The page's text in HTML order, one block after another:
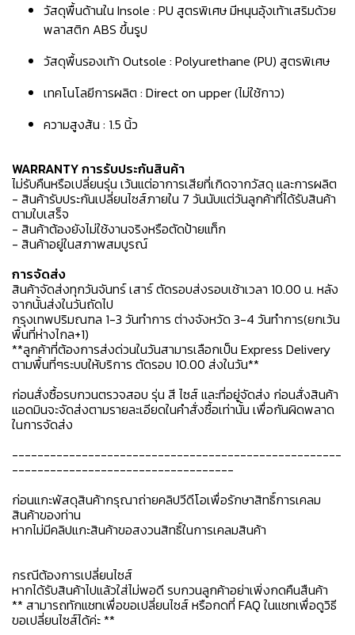
วัสดุพื้นด้านใน Insole : PU สูตรพิเศษ มีหนุนอุ้งเท้าเสริมด้วย
พลาสติก ABS ขึ้นรูป
วัสดุพื้นรองเท้า Outsole : Polyurethane (PU) สูตรพิเศษ
เทคโนโลยีการผลิต : Direct on upper (ไม่ใช้กาว)
ความสูงส้น : 1.5 นิ้ว
WARRANTY การรับประกันสินค้า
ไม่รับคืนหรือเปลี่ยนรุ่น เว้นแต่อาการเสียที่เกิดจากวัสดุ และการผลิต
- สินค้ารับประกันเปลี่ยนไซส์ภายใน 7 วันนับแต่วันลูกค้าที่ได้รับสินค้า
ตามใบเสร็จ
- สินค้าต้องยังไม่ใช้งานจริงหรือตัดป้ายแท็ก
- สินค้าอยู่ในสภาพสมบูรณ์
การจัดส่ง
สินค้าจัดส่งทุกวันจันทร์ เสาร์ ตัดรอบส่งรอบเช้าเวลา 10.00 น. หลัง
จากนั้นส่งในวันถัดไป
กรุงเทพปริมณฑล 1-3 วันทำการ ต่างจังหวัด 3-4 วันทำการ(ยกเว้น
พื้นที่ห่างไกล+1)
**ลูกค้าที่ต้องการส่งด่วนในวันสามารเลือกเป็น Express Delivery
ตามพื้นที่ๆระบบให้บริการ ตัดรอบ 10.00 ส่งในวัน**
ก่อนสั่งซื้อรบกวนตรวจสอบ รุ่น สี ไซส์ และที่อยู่จัดส่ง ก่อนสั่งสินค้า
แอดมินจะจัดส่งตามรายละเอียดในคำสั่งซื้อเท่านั้น เพื่อกันผิดพลาด
ในการจัดส่ง
----------------------------------------------------
-----------------------------------
ก่อนแกะพัสดุสินค้ากรุณาถ่ายคลิปวีดีโอเพื่อรักษาสิทธิ์การเคลม
สินค้าของท่าน
หากไม่มีคลิปแกะสินค้าขอสงวนสิทธิ์ในการเคลมสินค้า
กรณีต้องการเปลี่ยนไซส์
หากได้รับสินค้าไปแล้วใส่ไม่พอดี รบกวนลูกค้าอย่าเพิ่งกดคืนสืนค้า
** สามารถทักแชทเพื่อขอเปลี่ยนไซส์ หรือกดที่ FAQ ในแชทเพื่อดูวิธี
ขอเปลี่ยนไซส์ได้ค่ะ **